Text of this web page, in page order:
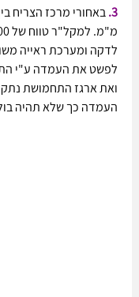
3.
לפשט את העמדה ע"י
ואת ארגז התחמושת
העמדה כך שלא תהיה